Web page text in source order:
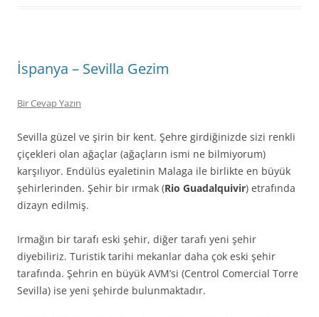
İspanya – Sevilla Gezim
Bir Cevap Yazın
Sevilla güzel ve şirin bir kent. Şehre girdiğinizde sizi renkli
çiçekleri olan ağaçlar (ağaçların ismi ne bilmiyorum)
karşılıyor. Endülüs eyaletinin Malaga ile birlikte en büyük
şehirlerinden. Şehir bir ırmak (Rio Guadalquivir) etrafında
dizayn edilmiş.
Irmağın bir tarafı eski şehir, diğer tarafı yeni şehir
diyebiliriz. Turistik tarihi mekanlar daha çok eski şehir
tarafında. Şehrin en büyük AVM’si (Centrol Comercial Torre
Sevilla) ise yeni şehirde bulunmaktadır.